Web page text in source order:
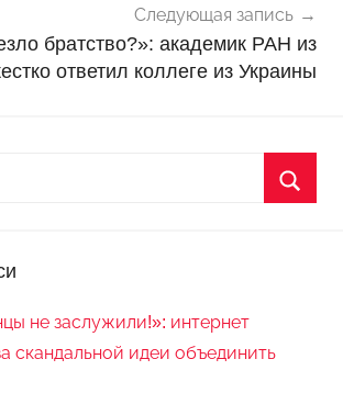
Следующая запись
братство?»: академик РАН из
ответил коллеге из Украины
не заслужили!»: интернет
скандальной идеи объединить